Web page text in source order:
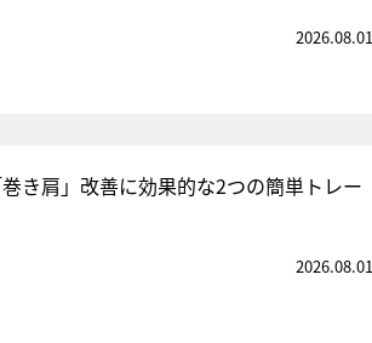
2026.08.01
き肩」改善に効果的な2つの簡単トレー
2026.08.01